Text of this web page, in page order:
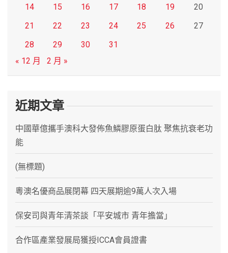
14
15 16 17 18 19
20
21
22 23 24 25 26
27
28
29 30
31
« 12 月
2 月 »
近期文章
中國華億攜手澳科大發佈魚鱗膠原蛋白肽 聚焦抗衰老功
能
(無標題)
粵澳名優商品展閉幕 四天展期逾9萬人次入場
保安司與青年清茶談「平安城市 青年擔當」
合作區產業發展局獲授ICCA會員證書